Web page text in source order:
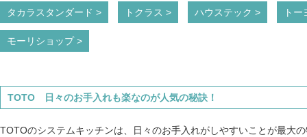
タカラスタンダード > トクラス > ハウステック > ト
モーリショップ >
TOTO 日々のお手入れも楽なのが人気の秘訣！
TOTOのシステムキッチンは、日々のお手入れがしやすいことが最大